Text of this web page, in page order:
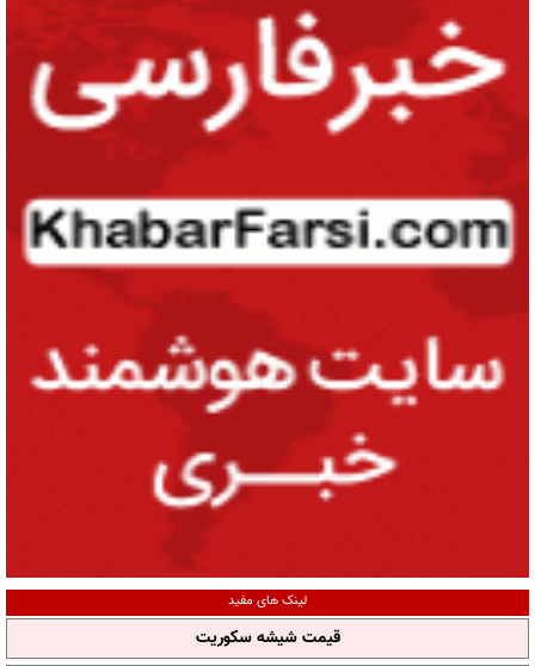
لینک های مفید
قیمت شیشه سکوریت